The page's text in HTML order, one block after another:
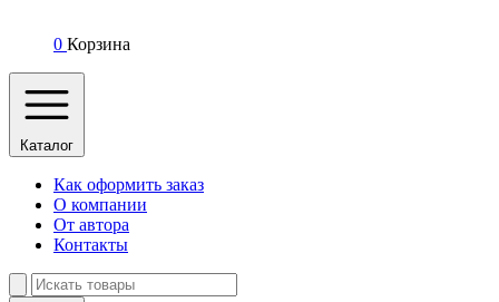
0 Корзина
Каталог
Как оформить заказ
О компании
От автора
Контакты